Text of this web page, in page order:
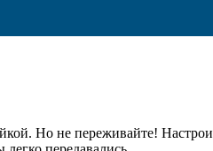
Но не переживайте!